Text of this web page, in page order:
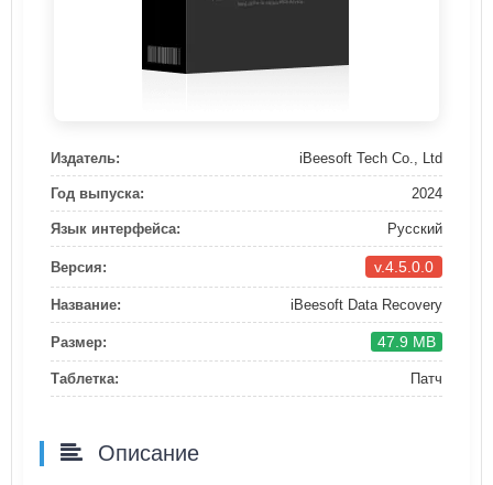
Издатель: iBeesoft Tech Co., Ltd
Год выпуска: 2024
Язык интерфейса: Русский
Версия: v.4.5.0.0
Название: iBeesoft Data Recovery
Размер: 47.9 MB
Таблетка: Патч
Описание